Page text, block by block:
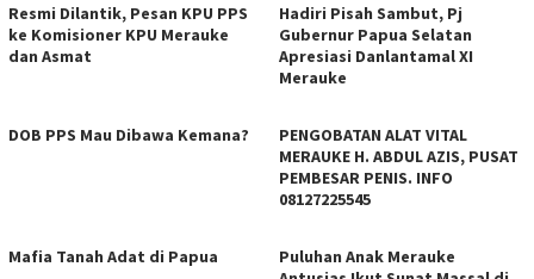
Resmi Dilantik, Pesan KPU PPS
ke Komisioner KPU Merauke
dan Asmat
Hadiri Pisah Sambut, Pj
Gubernur Papua Selatan
Apresiasi Danlantamal XI
Merauke
DOB PPS Mau Dibawa Kemana?
PENGOBATAN ALAT VITAL
MERAUKE H. ABDUL AZIS, PUSAT
PEMBESAR PENIS. INFO
08127225545
Mafia Tanah Adat di Papua
Puluhan Anak Merauke